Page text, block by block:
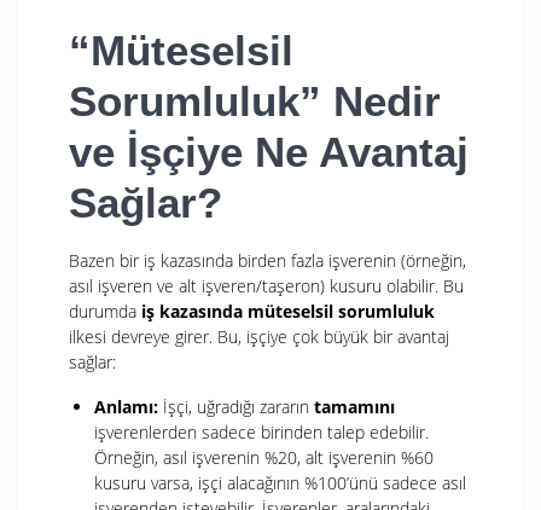
“Müteselsil
Sorumluluk” Nedir
ve İşçiye Ne Avantaj
Sağlar?
Bazen bir iş kazasında birden fazla işverenin (örneğin,
asıl işveren ve alt işveren/taşeron) kusuru olabilir. Bu
durumda iş kazasında müteselsil sorumluluk
ilkesi devreye girer. Bu, işçiye çok büyük bir avantaj
sağlar:
Anlamı: İşçi, uğradığı zararın tamamını
işverenlerden sadece birinden talep edebilir.
Örneğin, asıl işverenin %20, alt işverenin %60
kusuru varsa, işçi alacağının %100’ünü sadece asıl